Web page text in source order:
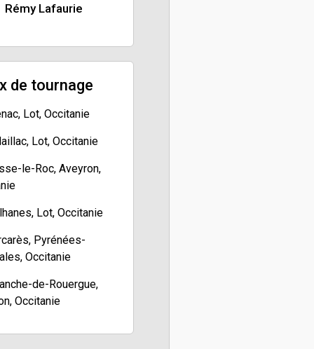
Rémy Lafaurie
de tournage
Lot, Occitanie
Lot, Occitanie
le-Roc, Aveyron,
Lot, Occitanie
Pyrénées-
Occitanie
de-Rouergue,
Occitanie